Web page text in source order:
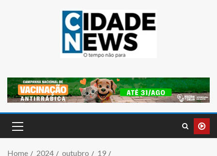
Home 2024 outubro
19